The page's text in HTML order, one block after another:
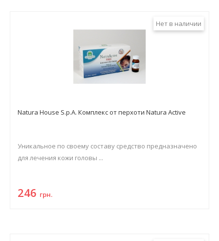
Нет в наличии
Natura House S.p.A. Комплекс от перхоти Natura Active
Уникальное по своему составу средство предназначено
для лечения кожи головы ...
246 грн.